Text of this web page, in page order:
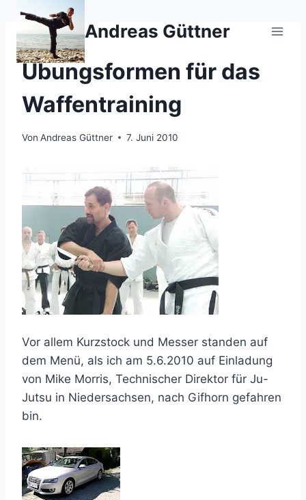
Zum
springen
Andreas Güttner
JU-JUTSU
Übungsformen für das
Waffentraining
Von Andreas Güttner 7. Juni 2010
Vor allem Kurzstock und Messer standen auf
dem Menü, als ich am 5.6.2010 auf Einladung
von Mike Morris, Technischer Direktor für Ju-
Jutsu in Niedersachsen, nach Gifhorn gefahren
bin.